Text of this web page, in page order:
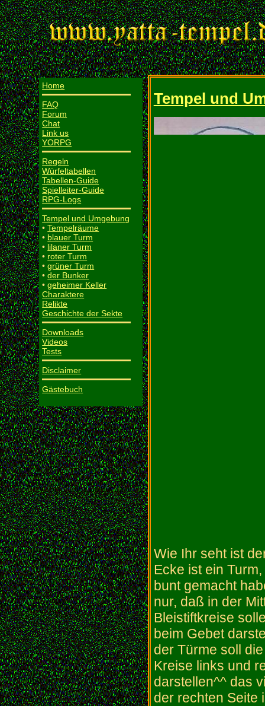
Home
FAQ
Forum
Chat
Link us
YORPG
Regeln
Würfeltabellen
Tabellen-Guide
Spielleiter-Guide
RPG-Logs
Tempel und Umgebung
•Tempelräume
• blauer Turm
• lilaner Turm
• roter Turm
•grüner Turm
•der Bunker
•geheimer Keller
Charaktere
Relikte
Geschichte der Sekte
Downloads
Videos
Tests
Disclaimer
Gästebuch
Tempel und
Wie Ihr seht ist
Ecke ist ein
bunt gemacht
nur, daß in der
Bleistiftkreise
beim Gebet
der Türme soll
Kreise links und
darstellen^^ das
der rechten Seite